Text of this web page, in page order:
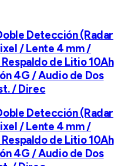
Detección (Radar
/ Lente 4 mm /
de Litio 10Ah
4G / Audio de Dos
/ Direc
Detección (Radar
/ Lente 4 mm /
de Litio 10Ah
4G / Audio de Dos